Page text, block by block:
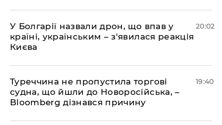
У Болгарії назвали дрон, що впав у
країні, українським – з'явилася реакція
Києва
20:02
Туреччина не пропустила торгові
судна, що йшли до Новоросійська, –
Bloomberg дізнався причину
19:40